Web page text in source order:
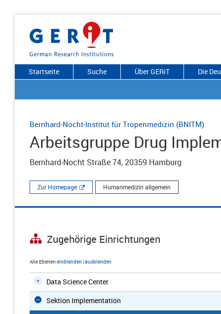
Startseite Suche Über GERiT Die
Bernhard-Nocht-Institut für Tropenmedizin (BNITM)
Arbeitsgruppe Drug
Bernhard-Nocht Straße 74, 20359 Hamburg
Zur Homepage Humanmedizin allgemein
Zugehörige Einrichtungen
Alle Ebenen einblenden |ausblenden
Data Science Center
Sektion Implementation